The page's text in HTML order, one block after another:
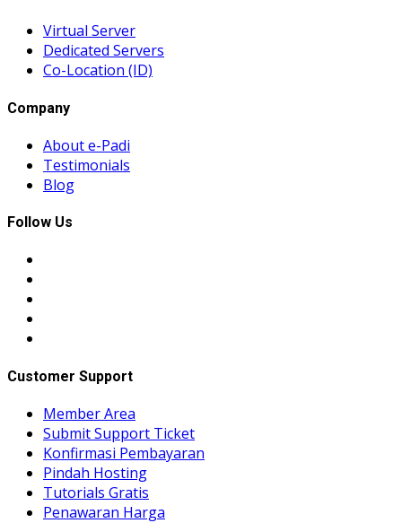
Virtual Server
Dedicated Servers
Co-Location (ID)
Company
About e-Padi
Testimonials
Blog
Follow Us
Customer Support
Member Area
Submit Support Ticket
Konfirmasi Pembayaran
Pindah Hosting
Tutorials Gratis
Penawaran Harga